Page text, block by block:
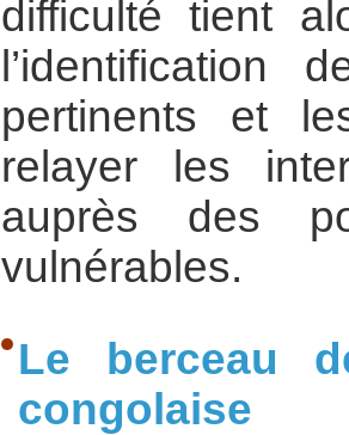
difficulté tient
l’identification
pertinents et
relayer les
auprès des
vulnérables.
Le berceau
congolaise